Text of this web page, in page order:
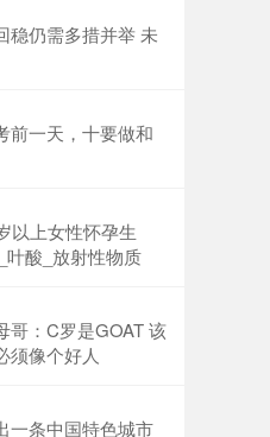
稳仍需多措并举 未
前一天，十要做和
以上女性怀孕生
叶酸_放射性物质
哥：C罗是GOAT 该
须像个好人
一条中国特色城市